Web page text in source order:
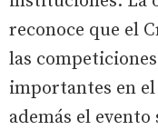
reconoce que el
las
importantes en
además el